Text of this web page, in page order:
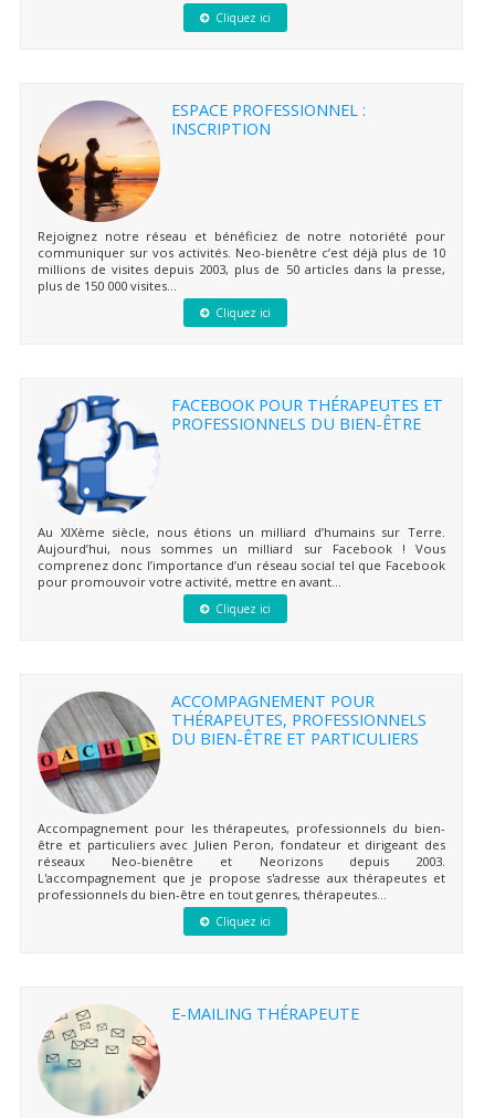
Cliquez ici
ESPACE PROFESSIONNEL :
INSCRIPTION
Rejoignez notre réseau et bénéficiez de notre notoriété pour
communiquer sur vos activités. Neo-bienêtre c’est déjà plus de 10
millions de visites depuis 2003, plus de 50 articles dans la presse,
plus de 150 000 visites...
Cliquez ici
FACEBOOK POUR THÉRAPEUTES ET
PROFESSIONNELS DU BIEN-ÊTRE
Au XIXème siècle, nous étions un milliard d’humains sur Terre.
Aujourd’hui, nous sommes un milliard sur Facebook ! Vous
comprenez donc l’importance d’un réseau social tel que Facebook
pour promouvoir votre activité, mettre en avant...
Cliquez ici
ACCOMPAGNEMENT POUR
THÉRAPEUTES, PROFESSIONNELS
DU BIEN-ÊTRE ET PARTICULIERS
Accompagnement pour les thérapeutes, professionnels du bien-
être et particuliers avec Julien Peron, fondateur et dirigeant des
réseaux Neo-bienêtre et Neorizons depuis 2003.
L'accompagnement que je propose s'adresse aux thérapeutes et
professionnels du bien-être en tout genres, thérapeutes...
Cliquez ici
E-MAILING THÉRAPEUTE